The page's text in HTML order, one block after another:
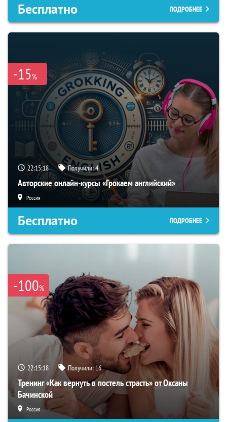
Бесплатно ПОДРОБНЕЕ
-15%
22:15:17 Получили:4
Авторские онлайн-курсы «Грокаем английский»
Россия
Бесплатно ПОДРОБНЕЕ
-100%
22:15:17 Получили:16
Тренинг «Как вернуть в постель страсть» от Оксаны
Бачинской
Россия